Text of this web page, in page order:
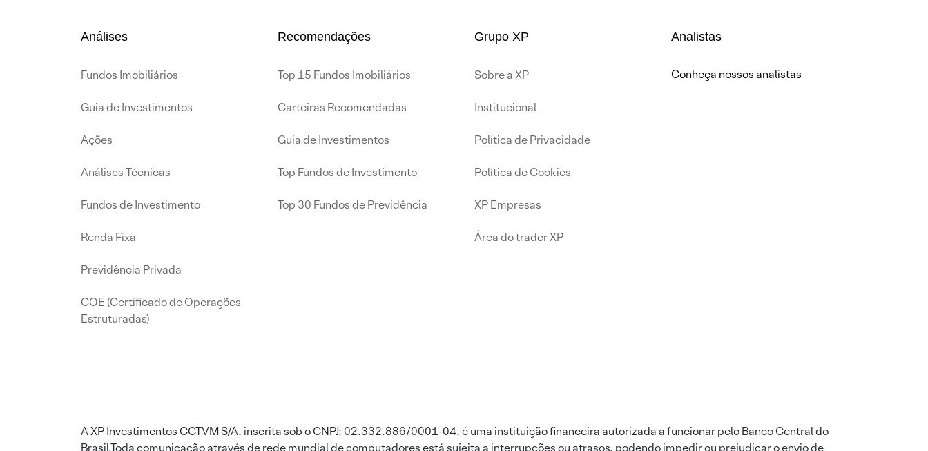
Análises
Fundos Imobiliários
Guia de Investimentos
Ações
Análises Técnicas
Fundos de Investimento
Renda Fixa
Previdência Privada
COE (Certificado de Operações
Estruturadas)
Recomendações
Top 15 Fundos Imobiliários
Carteiras Recomendadas
Guia de Investimentos
Top Fundos de Investimento
Top 30 Fundos de Previdência
Grupo XP
Sobre a XP
Institucional
Política de Privacidade
Política de Cookies
XP Empresas
Área do trader XP
Analistas
Conheça nossos analistas
A XP Investimentos CCTVM S/A, inscrita sob o CNPJ: 02.332.886/0001-04, é uma instituição financeira autorizada a funcionar pelo Banco Central do
Brasil.Toda comunicação através de rede mundial de computadores está sujeita a interrupções ou atrasos, podendo impedir ou prejudicar o envio de